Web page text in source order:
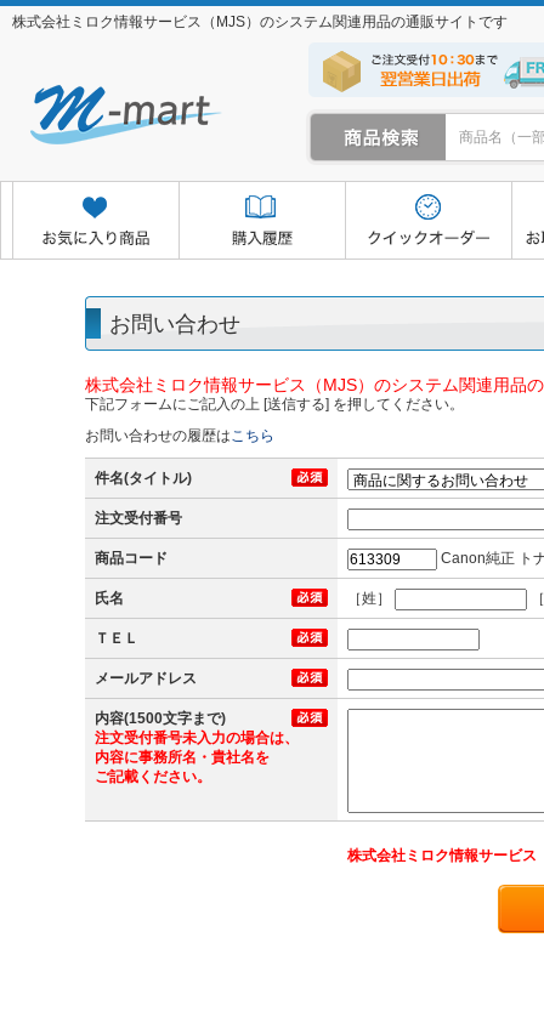
株式会社ミロク情報サービス（MJS）のシステム関連用品の通販サイトです
お取り寄せサービス マイページ
お問い合わせ
株式会社ミロク情報サービス（MJS）のシステム関連用品
下記フォームにご記入の上 [送信する] を押してください。
お問い合わせの履歴はこちら
件名(タイトル)
注文受付番号
商品コード Canon純正 ト
氏名 ［姓］
ＴＥＬ
メールアドレス
内容(1500文字まで)
注文受付番号未入力の場合は、
内容に事務所名・貴社名を
ご記載ください。
株式会社ミロク情報サービス